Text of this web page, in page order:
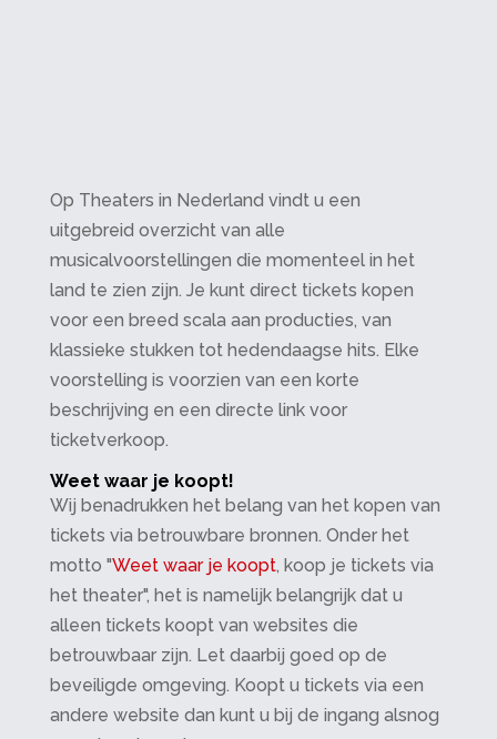
Op Theaters in Nederland vindt u een
uitgebreid overzicht van alle
musicalvoorstellingen die momenteel in het
land te zien zijn. Je kunt direct tickets kopen
voor een breed scala aan producties, van
klassieke stukken tot hedendaagse hits. Elke
voorstelling is voorzien van een korte
beschrijving en een directe link voor
ticketverkoop.
Weet waar je koopt!
Wij benadrukken het belang van het kopen van
tickets via betrouwbare bronnen. Onder het
motto "Weet waar je koopt, koop je tickets via
het theater", het is namelijk belangrijk dat u
alleen tickets koopt van websites die
betrouwbaar zijn. Let daarbij goed op de
beveiligde omgeving. Koopt u tickets via een
andere website dan kunt u bij de ingang alsnog